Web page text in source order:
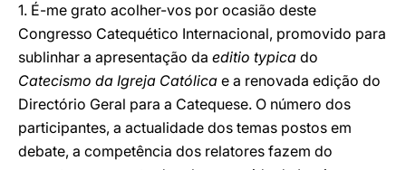
1. É-me grato acolher-vos por ocasião deste
Congresso Catequético Internacional, promovido para
sublinhar a apresentação da editio typica do
Catecismo da Igreja Católica e a renovada edição do
Directório Geral para a Catequese. O número dos
participantes, a actualidade dos temas postos em
debate, a competência dos relatores fazem do